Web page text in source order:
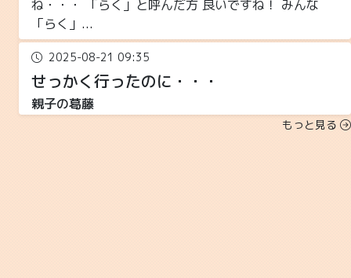
ね・・・ 「らく」と呼んだ方 良いですね！ みんな
「らく」...
2025-08-21 09:35
せっかく行ったのに・・・
親子の葛藤
運動,レクリエーション,療育
もっと見る